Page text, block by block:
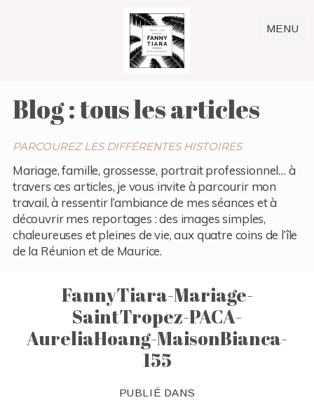
MENU
Blog : tous les articles
PARCOUREZ LES DIFFÉRENTES HISTOIRES
Mariage, famille, grossesse, portrait professionnel… à
travers ces articles, je vous invite à parcourir mon
travail, à ressentir l’ambiance de mes séances et à
découvrir mes reportages : des images simples,
chaleureuses et pleines de vie, aux quatre coins de l’île
de la Réunion et de Maurice.
FannyTiara-Mariage-
SaintTropez-PACA-
AureliaHoang-MaisonBianca-
155
PUBLIÉ DANS